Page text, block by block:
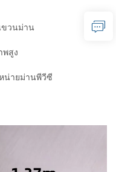
ขวนม่าน
สูง
น่ายม่านพีวีซี